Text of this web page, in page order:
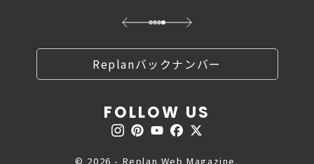
Replanバックナンバー
FOLLOW US
© 2026 - Replan Web Magazine.